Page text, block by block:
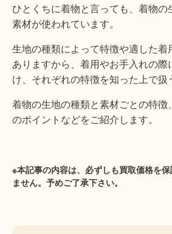
ひとくちに着物と言っても、着物の
素材が使われています。
生地の種類によって特徴や適した
ありますから、着用やお手入れの際
け、それぞれの特徴を知った上で扱
着物の生地の種類と素材ごとの特
のポイントなどをご紹介します。
※本記事の内容は、必ずしも買取価格を
ません。予めご了承下さい。